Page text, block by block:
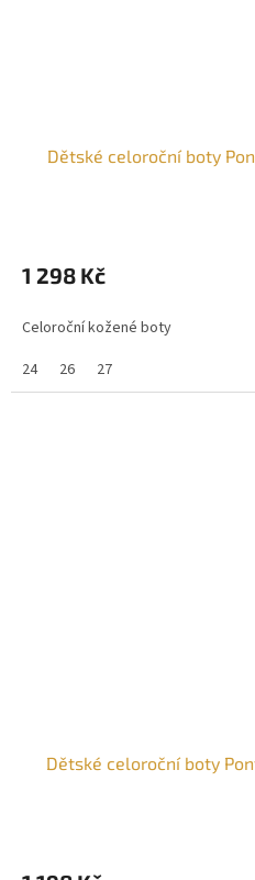
Dětské celoroční boty
1 298 Kč
Celoroční kožené boty
24
26 27
Dětské celoroční boty